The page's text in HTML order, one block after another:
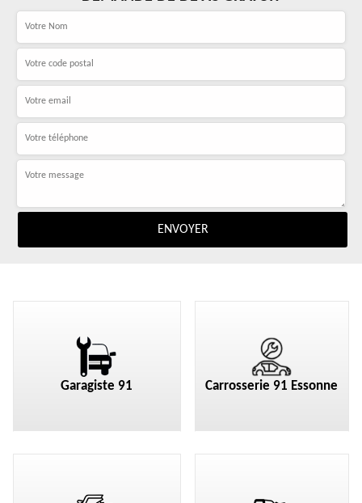
Garagiste 91 Carrosserie 91 Essonne